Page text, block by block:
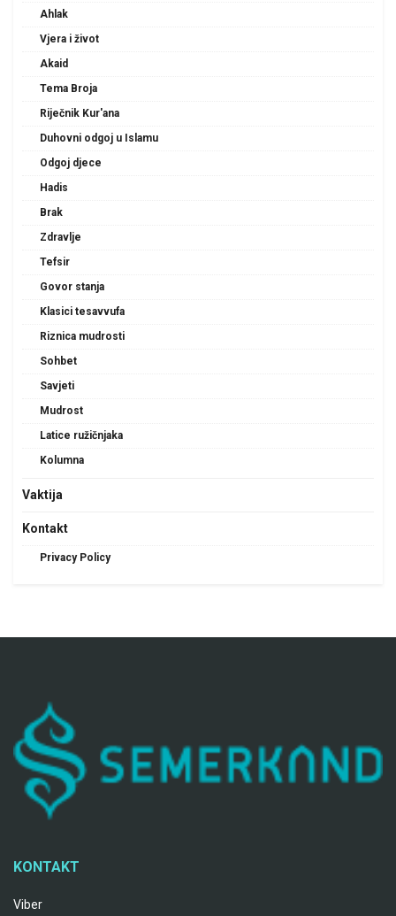
Ahlak
Vjera i život
Akaid
Tema Broja
Riječnik Kur'ana
Duhovni odgoj u Islamu
Odgoj djece
Hadis
Brak
Zdravlje
Tefsir
Govor stanja
Klasici tesavvufa
Riznica mudrosti
Sohbet
Savjeti
Mudrost
Latice ružičnjaka
Kolumna
Vaktija
Kontakt
Privacy Policy
KONTAKT
Viber